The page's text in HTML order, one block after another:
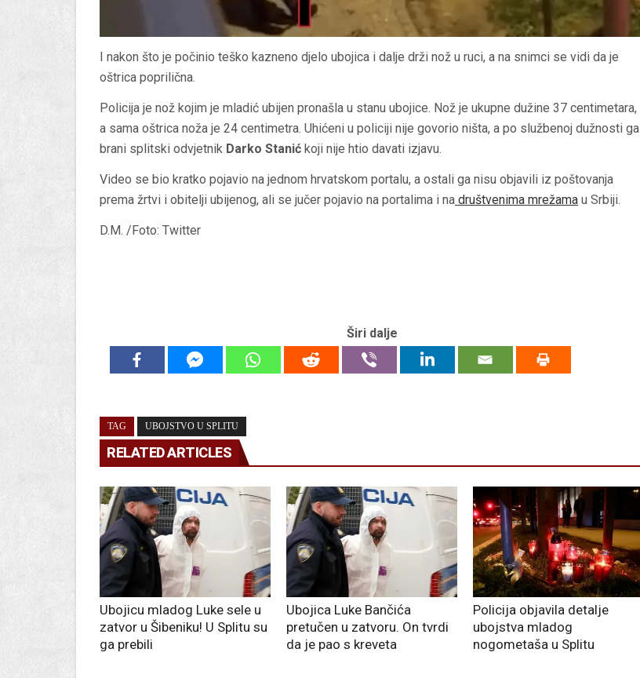
I nakon što je počinio teško kazneno djelo ubojica i dalje drži nož u ruci, a na snimci se vidi da je
oštrica poprilična.
Policija je nož kojim je mladić ubijen pronašla u stanu ubojice. Nož je ukupne dužine 37 centimetara,
a sama oštrica noža je 24 centimetra. Uhićeni u policiji nije govorio ništa, a po službenoj dužnosti ga
brani splitski odvjetnik Darko Stanić koji nije htio davati izjavu.
Video se bio kratko pojavio na jednom hrvatskom portalu, a ostali ga nisu objavili iz poštovanja
prema žrtvi i obitelji ubijenog, ali se jučer pojavio na portalima i na društvenima mrežama u Srbiji.
D.M. /Foto: Twitter
Širi dalje
TAG UBOJSTVO U SPLITU
RELATED ARTICLES
Ubojicu mladog Luke sele u
zatvor u Šibeniku! U Splitu su
ga prebili
Ubojica Luke Bančića
pretučen u zatvoru. On tvrdi
da je pao s kreveta
Policija objavila detalje
ubojstva mladog
nogometaša u Splitu